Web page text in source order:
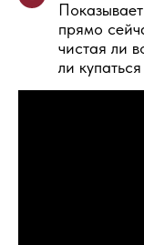
прямо
чистая ли
ли